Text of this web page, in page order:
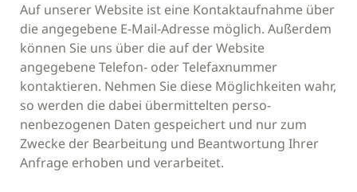
Auf unserer Website ist eine Kontaktaufnahme über
die angegebene E-Mail-Adresse möglich. Außerdem
können Sie uns über die auf der Website
angegebene Telefon- oder Telefaxnummer
kontaktieren. Nehmen Sie diese Möglichkeiten wahr,
so werden die dabei übermittelten perso-
nenbezogenen Daten gespeichert und nur zum
Zwecke der Bearbeitung und Beantwortung Ihrer
Anfrage erhoben und verarbeitet.